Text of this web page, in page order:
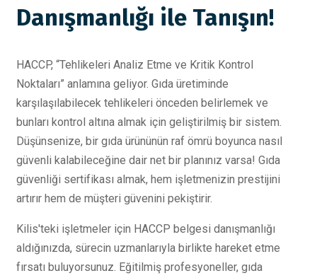
Danışmanlığı ile Tanışın!
HACCP, “Tehlikeleri Analiz Etme ve Kritik Kontrol
Noktaları” anlamına geliyor. Gıda üretiminde
karşılaşılabilecek tehlikeleri önceden belirlemek ve
bunları kontrol altına almak için geliştirilmiş bir sistem.
Düşünsenize, bir gıda ürününün raf ömrü boyunca nasıl
güvenli kalabileceğine dair net bir planınız varsa! Gıda
güvenliği sertifikası almak, hem işletmenizin prestijini
artırır hem de müşteri güvenini pekiştirir.
Kilis'teki işletmeler için HACCP belgesi danışmanlığı
aldığınızda, sürecin uzmanlarıyla birlikte hareket etme
fırsatı buluyorsunuz. Eğitilmiş profesyoneller, gıda